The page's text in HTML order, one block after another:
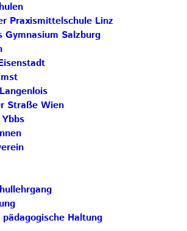
Praxismittelschule Linz
Gymnasium Salzburg
Straße Wien
Haltung
mit denen sie sich nicht so leicht
Oder sie erleben
und Schüler, manchmal
bzw. Vorgesetzte oder auch
die die Freude am Beruf
können.
Fall?
Drüberstehen? So tun als ob alles
Spaß macht? Die eigene
stellen? Das ist der
für die Idee „selbststeuernlernen“.
dass Menschen in Misserfolgsfall
Beziehung zu sich selbst bleiben